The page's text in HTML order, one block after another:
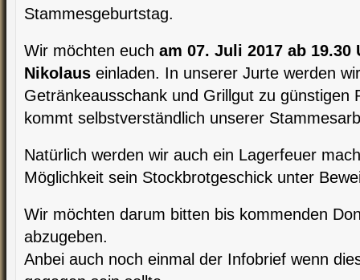
Stammesgeburtstag.
Wir möchten euch am 07. Juli 2017 ab
Nikolaus einladen. In unserer Jurte werden
Getränkeausschank und Grillgut zu günstigen
kommt selbstverständlich unserer
Natürlich werden wir auch ein Lagerfeuer
Möglichkeit sein Stockbrotgeschick unter
Wir möchten darum bitten bis kommenden
abzugeben.
Anbei auch noch einmal der Infobrief wenn